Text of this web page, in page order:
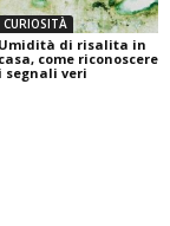
CURIOSITÀ
Umidità di risalita in
casa, come riconoscere
i segnali veri